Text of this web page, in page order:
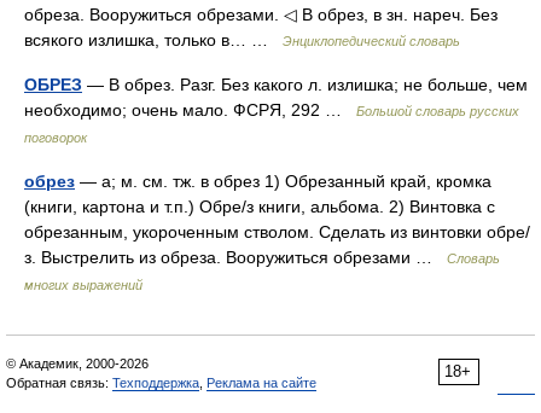
обреза. Вооружиться обрезами. ◁ В обрез, в зн. нареч. Без
всякого излишка, только в… …
Энциклопедический словарь
ОБРЕЗ — В обрез. Разг. Без какого л. излишка; не больше, чем
необходимо; очень мало. ФСРЯ, 292 …
Большой словарь русских
поговорок
обрез — а; м. см. тж. в обрез 1) Обрезанный край, кромка
(книги, картона и т.п.) Обре/з книги, альбома. 2) Винтовка с
обрезанным, укороченным стволом. Сделать из винтовки обре/
з. Выстрелить из обреза. Вооружиться обрезами …
Словарь
многих выражений
18+
© Академик, 2000-2026
Обратная связь: Техподдержка Реклама на сайте